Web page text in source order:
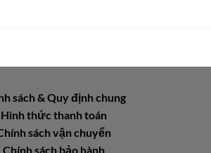
sách & Quy định chung
Hình thức thanh toán
sách vận chuyển
Chính sách bảo hành